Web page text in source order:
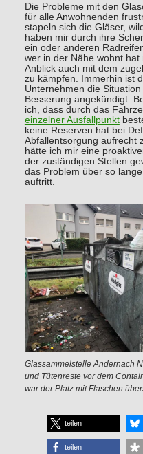
Die Probleme mit den
für alle Anwohnenden
stapeln sich die Gläser,
haben mir durch ihre
ein oder anderen
wer in der Nähe wohnt hat
Anblick auch mit dem
zu kämpfen. Immerhin ist
Unternehmen die
Besserung angekündigt.
ich, dass durch das
einzelner Ausfallpunkt
keine Reserven hat bei
Abfallentsorgung aufrecht
hätte ich mir eine
der zuständigen Stellen
das Problem über so
auftritt.
Glassammelstelle Andernach
und Tütenreste vor dem
war der Platz mit Flaschen
teilen
teilen